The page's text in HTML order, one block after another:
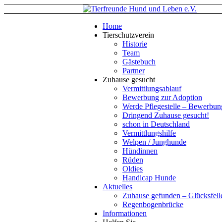
Home
Tierschutzverein
Historie
Team
Gästebuch
Partner
Zuhause gesucht
Vermittlungsablauf
Bewerbung zur Adoption
Werde Pflegestelle –
Dringend Zuhause gesucht!
schon in Deutschland
Vermittlungshilfe
Welpen / Junghunde
Hündinnen
Rüden
Oldies
Handicap Hunde
Aktuelles
Zuhause gefunden –
Regenbogenbrücke
Informationen